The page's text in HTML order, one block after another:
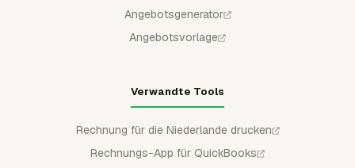
Angebotsgenerator
Angebotsvorlage
Verwandte Tools
Rechnung für die Niederlande drucken
Rechnungs-App für QuickBooks